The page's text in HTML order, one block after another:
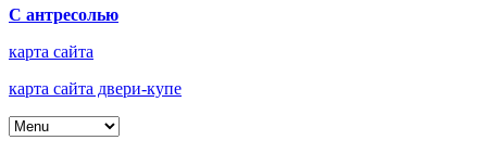
С антресолью
карта сайта
карта сайта двери-купе